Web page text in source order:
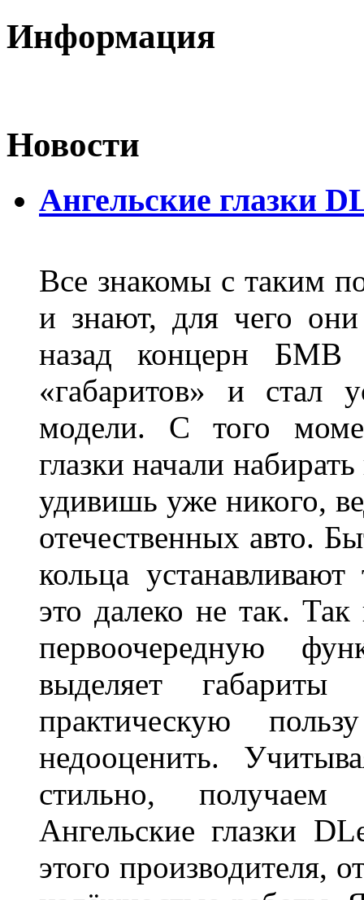
Информация
Новости
Ангельские глазки
Все знакомы с таким
и знают, для чего
назад концерн БМВ
«габаритов» и стал
модели. С того
глазки начали
удивишь уже никого,
отечественных авто.
кольца
это далеко не так. Так
первоочередную
выделяет
практическую
недооценить.
стильно,
Ангельские глазки
этого производителя,